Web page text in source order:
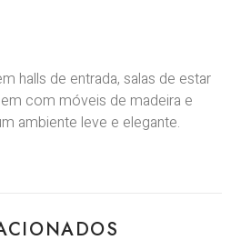
halls de entrada, salas de estar
com móveis de madeira e
ambiente leve e elegante.